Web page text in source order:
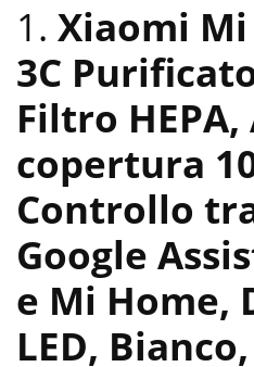
1. Xiaomi
3C
Filtro
copertura
Controllo
Google
e Mi Home,
LED,